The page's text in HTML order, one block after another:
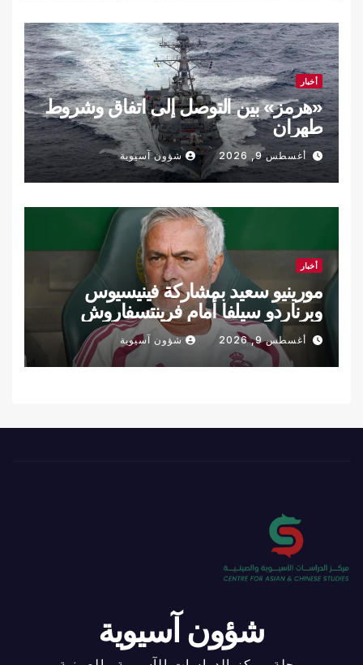
أخبار
«هرمز» بين التوصل إلى اتفاق وشروط
طهران
أغسطس 9, 2026 شؤون آسيوية
أخبار
مورينيو سعيد بمشاركة فينيسيوس
وبرناردو سيلفا أمام فرينتسفاروش
أغسطس 9, 2026 شؤون آسيوية
شؤون آسيوية